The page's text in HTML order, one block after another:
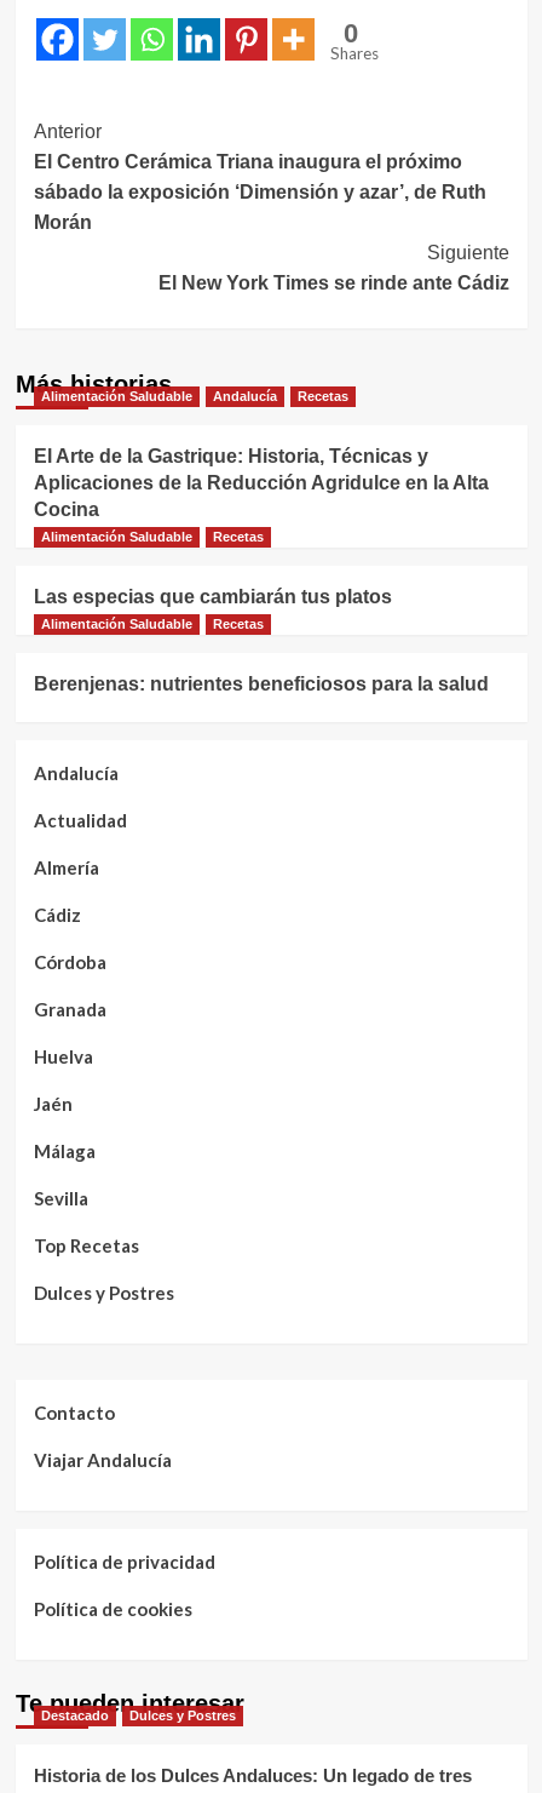
0
Shares
Navegación
de
entradas
Anterior
El Centro Cerámica Triana inaugura el próximo
sábado la exposición ‘Dimensión y azar’, de Ruth
Morán
Siguiente
El New York Times se rinde ante Cádiz
Más historias
Alimentación Saludable Andalucía Recetas
El Arte de la Gastrique: Historia, Técnicas y
Aplicaciones de la Reducción Agridulce en la Alta
Cocina
Alimentación Saludable Recetas
Las especias que cambiarán tus platos
Alimentación Saludable Recetas
Berenjenas: nutrientes beneficiosos para la salud
Andalucía
Actualidad
Almería
Cádiz
Córdoba
Granada
Huelva
Jaén
Málaga
Sevilla
Top Recetas
Dulces y Postres
Contacto
Viajar Andalucía
Política de privacidad
Política de cookies
Te pueden interesar
Destacado Dulces y Postres
Historia de los Dulces Andaluces: Un legado de tres